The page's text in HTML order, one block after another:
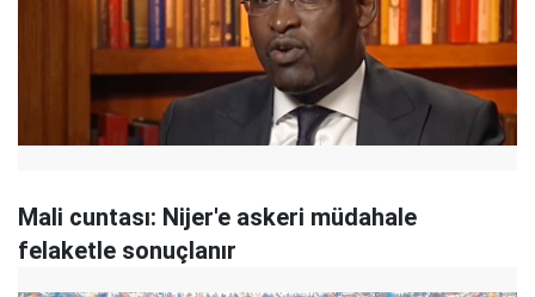
Mali cuntası: Nijer'e askeri müdahale
felaketle sonuçlanır